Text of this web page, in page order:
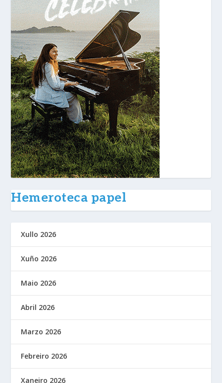
Hemeroteca papel
Xullo 2026
Xuño 2026
Maio 2026
Abril 2026
Marzo 2026
Febreiro 2026
Xaneiro 2026